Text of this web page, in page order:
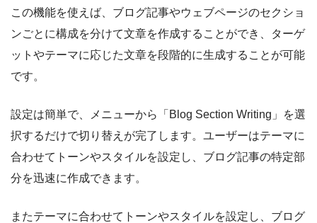
この機能を使えば、ブログ記事やウェブページのセクショ
ンごとに構成を分けて文章を作成することができ、ターゲ
ットやテーマに応じた文章を段階的に生成することが可能
です。
設定は簡単で、メニューから「Blog Section Writing」を選
択するだけで切り替えが完了します。ユーザーはテーマに
合わせてトーンやスタイルを設定し、ブログ記事の特定部
分を迅速に作成できます。
またテーマに合わせてトーンやスタイルを設定し、ブログ